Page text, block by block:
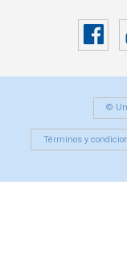
©
Términos y